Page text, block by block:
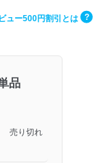
ュー500円割引とは ?
品
売り切れ